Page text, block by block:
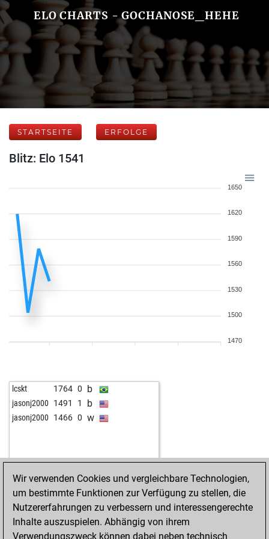
ELO CHARTS - GOCHANOSE_HEHE
STARTSEITE ERFOLGE
Blitz: Elo 1541
1650
1620
1590
1560
1530
1500
1470
lcskt 1764 0 b
jasonj2000 1491 1 b
jasonj2000 1466 0 w
Wir verwenden Cookies und vergleichbare Technologien,
um bestimmte Funktionen zur Verfügung zu stellen, die
Nutzererfahrungen zu verbessern und interessengerechte
Inhalte auszuspielen. Abhängig von ihrem
Verwendungszweck können dabei neben technisch